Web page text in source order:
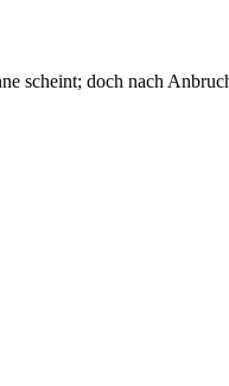
scheint; doch nach